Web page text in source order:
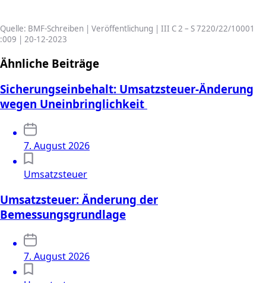
Quelle: BMF-Schreiben | Veröffentlichung | III C 2 – S 7220/22/10001
:009 | 20-12-2023
Ähnliche Beiträge
Sicherungseinbehalt: Umsatzsteuer-Änderung
wegen Uneinbringlichkeit
7. August 2026
Umsatzsteuer
Umsatzsteuer: Änderung der
Bemessungsgrundlage
7. August 2026